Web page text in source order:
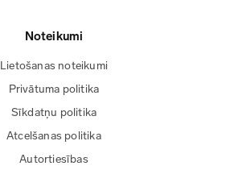
Noteikumi
Lietošanas noteikumi
Privātuma politika
Sīkdatņu politika
Atcelšanas politika
Autortiesības